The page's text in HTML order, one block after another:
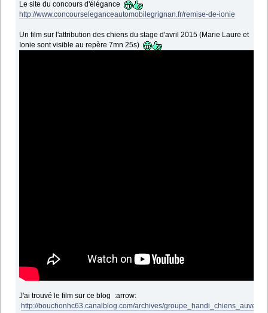
Le site du concours d'élégance
http://www.concourseleganceautomobilegrignan.fr/remise-de-ionie
Un film sur l'attribution des chiens du stage d'avril 2015 (Marie Laure et
Ionie sont visible au repère 7mn 25s)
J'ai trouvé le film sur ce blog :arrow:
http://bouchonhc63.canalblog.com/archives/